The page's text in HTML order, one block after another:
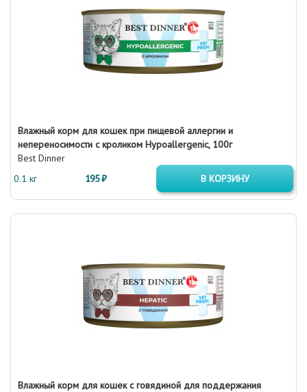
Влажный корм для кошек при пищевой аллергии и
непереносимости с кроликом Hypoallergenic, 100г
Best Dinner
0.1 кг
195 ₽ В КОРЗИНУ
Влажный корм для кошек с говядиной для поддержания